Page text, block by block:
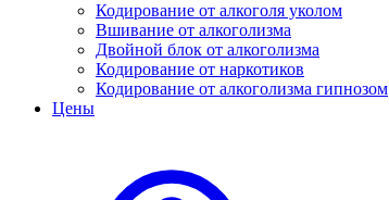
Кодирование от алкоголя уколом
Вшивание от алкоголизма
Двойной блок от алкоголизма
Кодирование от наркотиков
Кодирование от алкоголизма гипнозом
Цены